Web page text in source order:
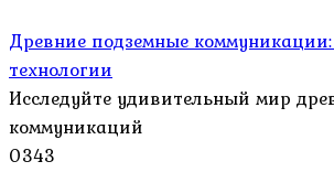
Древние подземные
технологии
Исследуйте удивительный мир
коммуникаций
0343